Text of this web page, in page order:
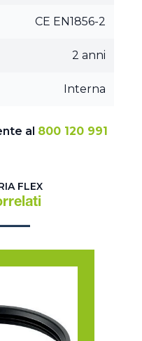
CE EN1856-2
2 anni
Interna
al 800 120 991
FLEX